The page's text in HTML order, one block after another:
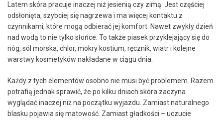
Latem skóra pracuje inaczej niż jesienią czy zimą. Jest częściej
odsłonięta, szybciej się nagrzewa i ma więcej kontaktu z
czynnikami, które mogą odbierać jej komfort. Nawet zwykły dzień
nad wodą to nie tylko słońce. To także piasek przyklejający się do
nóg, sól morska, chlor, mokry kostium, ręcznik, wiatr i kolejne
warstwy kosmetyków nakładane w ciągu dnia.
Każdy z tych elementów osobno nie musi być problemem. Razem
potrafią jednak sprawić, że po kilku dniach skóra zaczyna
wyglądać inaczej niż na początku wyjazdu. Zamiast naturalnego
blasku pojawia się matowość. Zamiast gładkości – uczucie